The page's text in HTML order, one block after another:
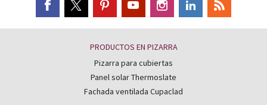
PRODUCTOS EN PIZARRA
Pizarra para cubiertas
Panel solar Thermoslate
Fachada ventilada Cupaclad